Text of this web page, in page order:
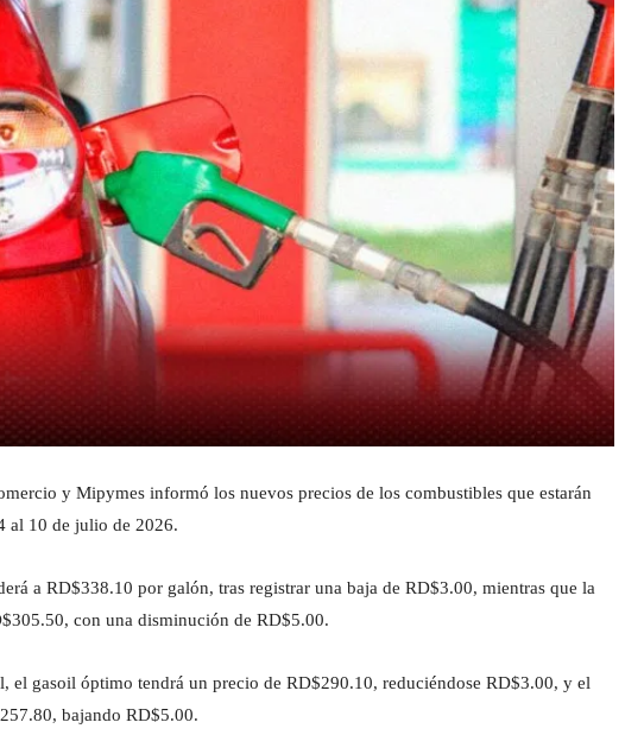
y Mipymes informó los nuevos precios de los combustibles que estarán
al 10 de julio de 2026.
a RD$338.10 por galón, tras registrar una baja de RD$3.00, mientras que la
con una disminución de RD$5.00.
el gasoil óptimo tendrá un precio de RD$290.10, reduciéndose RD$3.00, y el
bajando RD$5.00.